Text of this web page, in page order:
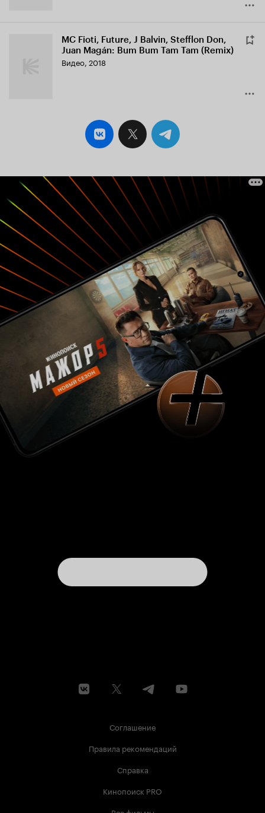
MC Fioti, Future, J Balvin, Stefflon Don,
Juan Magán: Bum Bum Tam Tam (Remix)
Видео, 2018
Соглашение
Правила рекомендаций
Справка
Кинопоиск PRO